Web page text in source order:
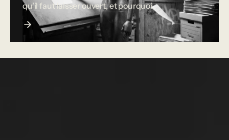
qu'il faut laisser ouvert, et pourquoi.